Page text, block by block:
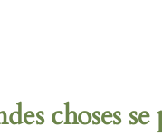
choses